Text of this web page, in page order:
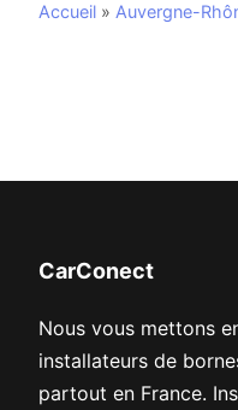
Accueil » Auvergne-
CarConect
Nous vous mettons
installateurs de
partout en France.